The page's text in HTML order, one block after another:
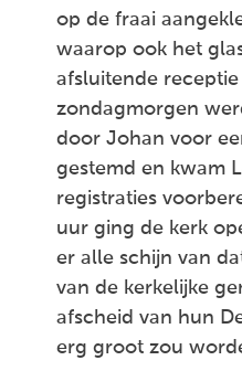
op de fraai
waarop ook het
afsluitende
zondagmorgen
door Johan voor
gestemd en kwam
registraties
uur ging de kerk
er alle schijn van
van de kerkelijke
afscheid van hun
erg groot zou